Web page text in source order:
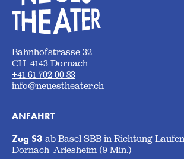
Bahnhofstrasse 32
CH-4143 Dornach
+41 61 702 00 83
info@neuestheater.ch
ANFAHRT
Zug S3 ab Basel SBB in Richtung
Dornach-Arlesheim (9 Min.)